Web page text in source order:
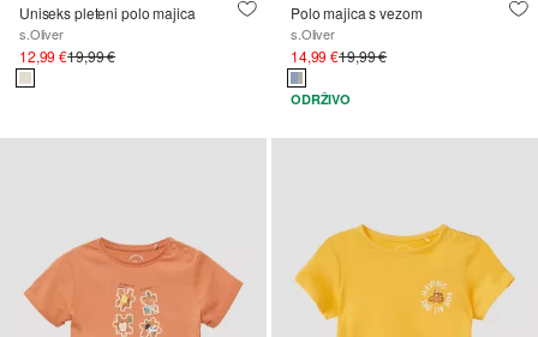
Uniseks pleteni polo majica
s.Oliver
12,99 €19,99 €
Polo majica s vezom
s.Oliver
14,99 €19,99 €
ODRŽIVO